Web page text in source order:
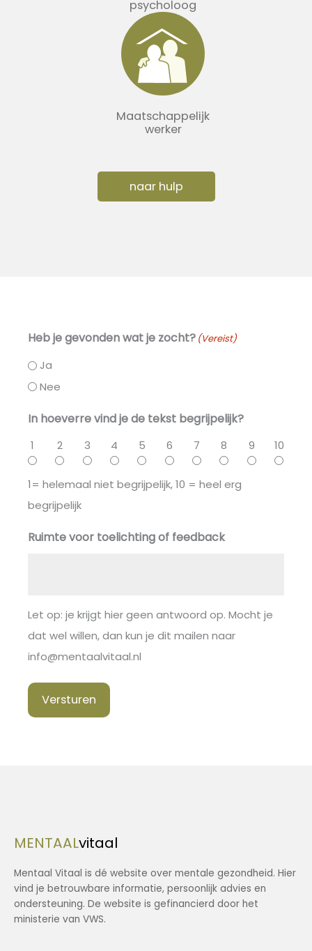
psycholoog
Maatschappelijk
werker
naar hulp
Heb je gevonden wat je zocht? (Vereist)
Ja
Nee
In hoeverre vind je de tekst begrijpelijk?
1 2 3 4 5 6 7 8 9 10
1= helemaal niet begrijpelijk, 10 = heel erg
begrijpelijk
Ruimte voor toelichting of feedback
Let op: je krijgt hier geen antwoord op. Mocht je
dat wel willen, dan kun je dit mailen naar
info@mentaalvitaal.nl
Versturen
MENTAALvitaal
Mentaal Vitaal is dé website over mentale gezondheid. Hier
vind je betrouwbare informatie, persoonlijk advies en
ondersteuning. De website is gefinancierd door het
ministerie van VWS.